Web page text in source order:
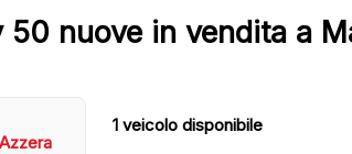
50 nuove in vendita a
Azzera
1 veicolo disponibile